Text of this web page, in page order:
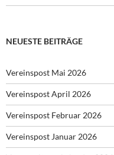
NEUESTE BEITRÄGE
Vereinspost Mai 2026
Vereinspost April 2026
Vereinspost Februar 2026
Vereinspost Januar 2026